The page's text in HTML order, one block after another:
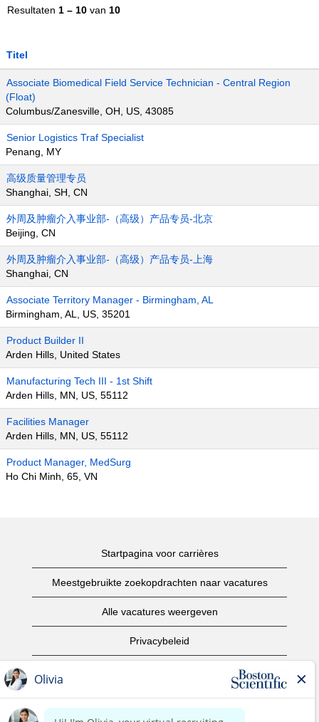
Resultaten 1 – 10 van 10
Titel
Associate Biomedical Field Service Technician - Central Region
(Float)
Columbus/Zanesville, OH, US, 43085
Senior Logistics Traf Specialist
Penang, MY
高级质量管理专员
Shanghai, SH, CN
外周及肿瘤介入事业部-（高级）产品专员-北京
Beijing, CN
外周及肿瘤介入事业部-（高级）产品专员-上海
Shanghai, CN
Associate Territory Manager - Birmingham, AL
Birmingham, AL, US, 35201
Product Builder II
Arden Hills, United States
Manufacturing Tech III - 1st Shift
Arden Hills, MN, US, 55112
Facilities Manager
Arden Hills, MN, US, 55112
Product Manager, MedSurg
Ho Chi Minh, 65, VN
Startpagina voor carrières
Meestgebruikte zoekopdrachten naar vacatures
Alle vacatures weergeven
Privacybeleid
Copyright informatie